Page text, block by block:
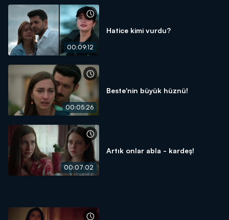
00:09:12
Hatice kimi vurdu?
00:05:26
Beste'nin büyük hüznü!
00:07:02
Artık onlar abla - kardeş!